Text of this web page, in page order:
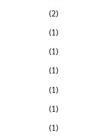
(2)
(1)
(1)
(1)
(1)
(1)
(1)